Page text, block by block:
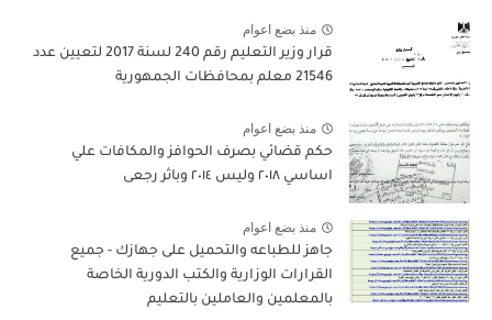
منذ بضع اعوام
قرار وزير التعليم رقم 240 لسنة 2017 لتعيين عدد
21546 معلم بمحافظات الجمهورية
منذ بضع اعوام
حكم قضائي بصرف الحوافز والمكافات علي
اساسي ٢٠١٨ وليس ٢٠١٤ وباثر رجعى
منذ بضع اعوام
جاهز للطباعه والتحميل على جهازك - جميع
القرارات الوزارية والكتب الدورية الخاصة
بالمعلمين والعاملين بالتعليم